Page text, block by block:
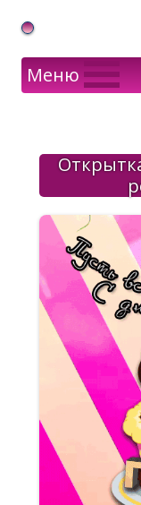
Gif Открытки в
Меню